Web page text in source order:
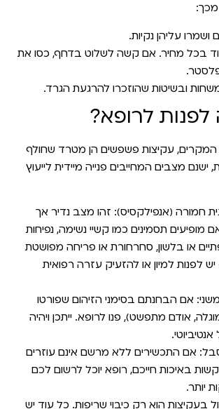
ושמרו עליהן נקיות.
בכל מחיר. אם קשה לשלוט בדחף, כסו את
ובשיטות שהוזכרו להרגעת הגרד.
לרופא?
עקיצות פשפשים הן מטרד שחולף
ישנם מצבים המחייבים פנייה מיידית לייעוץ
חמורה (אנפילקסיס): זהו מצב נדיר אך
מופיעים תסמינים כמו קשיי נשימה, נפיחות
או בלשון, סחרחורת או פריחה מפושטת
לפנות למיון או להזעיק עזרה רפואית
אם הבחנתם בסימני הזיהום שפורטו
אודם מתפשט), פנו לרופא. ייתכן ויהיה
אם התכשירים ללא מרשם אינם עוזרים
באיכות חייכם, רופא יוכל לרשום לכם
יותר.
בעקיצות הוא רק כיבוי שריפות. כל עוד יש